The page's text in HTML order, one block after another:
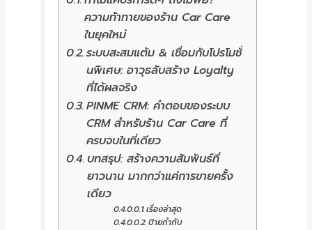
ความท้าทายของร้าน Car Care
ในยุคใหม่
ระบบสะสมแต้ม & เชื่อมกับโปรโมชั่
นพิเศษ: อาวุธลับสร้าง Loyalty
ที่ได้ผลจริง
PINME CRM: คำตอบของระบบ
CRM สำหรับร้าน Car Care ที่
ครบจบในที่เดียว
บทสรุป: สร้างความสัมพันธ์ที่
ยาวนาน มากกว่าแค่การขายครั้ง
เดียว
เรื่องล่าสุด
ป้ายกำกับ